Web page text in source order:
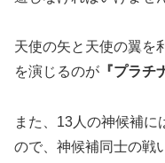
天使の矢と天使の翼を
を演じるのが 『プラチ
また、13人の神候補に
ので、神候補同士の戦